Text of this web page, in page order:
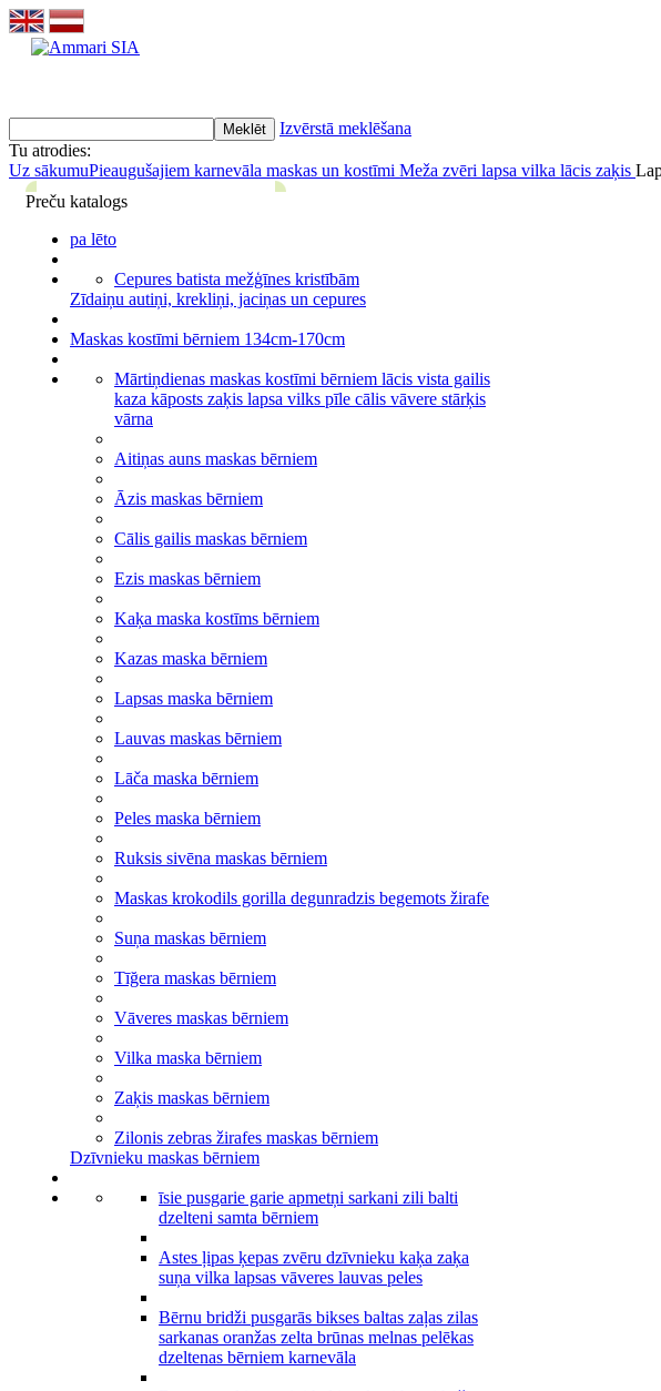
Izvērstā meklēšana
Tu atrodies:
Uz sākumuPieaugušajiem karnevāla maskas un kostīmi Meža zvēri lapsa vilka lācis zaķis
Preču katalogs
pa lēto
Cepures batista mežģīnes kristībām
Zīdaiņu autiņi, krekliņi, jaciņas un cepures
Maskas kostīmi bērniem 134cm-170cm
Mārtiņdienas maskas kostīmi bērniem lācis vista gailis
kaza kāposts zaķis lapsa vilks pīle cālis vāvere stārķis
vārna
Aitiņas auns maskas bērniem
Āzis maskas bērniem
Cālis gailis maskas bērniem
Ezis maskas bērniem
Kaķa maska kostīms bērniem
Kazas maska bērniem
Lapsas maska bērniem
Lauvas maskas bērniem
Lāča maska bērniem
Peles maska bērniem
Ruksis sivēna maskas bērniem
Maskas krokodils gorilla degunradzis begemots žirafe
Suņa maskas bērniem
Tīğera maskas bērniem
Vāveres maskas bērniem
Vilka maska bērniem
Zaķis maskas bērniem
Zilonis zebras žirafes maskas bērniem
Dzīvnieku maskas bērniem
īsie pusgarie garie apmetņi sarkani zili balti
dzelteni samta bērniem
Astes ļipas ķepas zvēru dzīvnieku kaķa zaķa
suņa vilka lapsas vāveres lauvas peles
Bērnu bridži pusgarās bikses baltas zaļas zilas
sarkanas oranžas zelta brūnas melnas pelēkas
dzeltenas bērniem karnevāla